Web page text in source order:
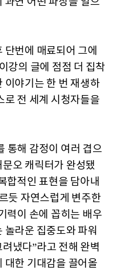
번에 매료되어 그에
강의 글에 점점 더 집착
이야기는 한 번 재생하
로 전 세계 시청자들을
통해 감정이 여러 겹으
오 캐릭터가 완성됐
합적인 표현을 담아내
듯 자연스럽게 변주한
력이 손에 꼽히는 배우
놀라운 집중도와 파워
냈다”라고 전해 완벽
대한 기대감을 끌어올